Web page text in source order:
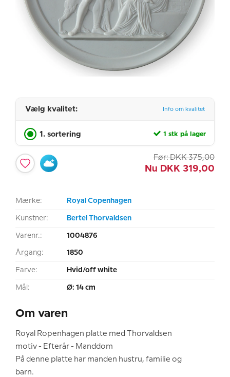
Vælg kvalitet: Info om kvalitet
1. sortering 1 stk på lager
Før: DKK 375,00
Nu DKK 319,00
Mærke: Royal Copenhagen
Kunstner: Bertel Thorvaldsen
Varenr.: 1004876
Årgang: 1850
Farve: Hvid/off white
Mål: Ø: 14 cm
Om varen
Royal Ropenhagen platte med Thorvaldsen
motiv - Efterår - Manddom
På denne platte har manden hustru, familie og
barn.